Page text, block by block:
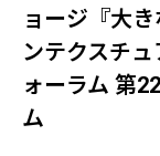
ョージ『大
ンテクスチ
ォーラム 第
ム